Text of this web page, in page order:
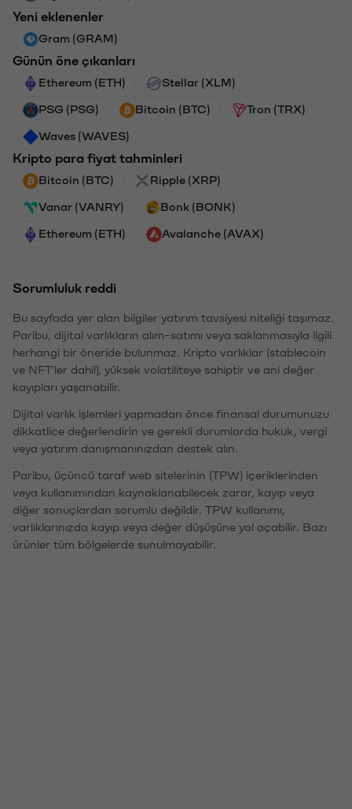
Yeni eklenenler
Gram (GRAM)
Günün öne çıkanları
Ethereum (ETH) Stellar (XLM)
PSG (PSG) Bitcoin (BTC) Tron (TRX)
Waves (WAVES)
Kripto para fiyat tahminleri
Bitcoin (BTC) Ripple (XRP)
Vanar (VANRY) Bonk (BONK)
Ethereum (ETH) Avalanche (AVAX)
Sorumluluk reddi
Bu sayfada yer alan bilgiler yatırım tavsiyesi niteliği taşımaz.
Paribu, dijital varlıkların alım-satımı veya saklanmasıyla ilgili
herhangi bir öneride bulunmaz. Kripto varlıklar (stablecoin
ve NFT'ler dahil), yüksek volatiliteye sahiptir ve ani değer
kayıpları yaşanabilir.
Dijital varlık işlemleri yapmadan önce finansal durumunuzu
dikkatlice değerlendirin ve gerekli durumlarda hukuk, vergi
veya yatırım danışmanınızdan destek alın.
Paribu, üçüncü taraf web sitelerinin (TPW) içeriklerinden
veya kullanımından kaynaklanabilecek zarar, kayıp veya
diğer sonuçlardan sorumlu değildir. TPW kullanımı,
varlıklarınızda kayıp veya değer düşüşüne yol açabilir. Bazı
ürünler tüm bölgelerde sunulmayabilir.